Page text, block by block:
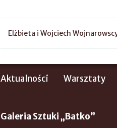
Elżbieta i Wojciech
Aktualności Warsztaty
Galeria Sztuki „Batko”